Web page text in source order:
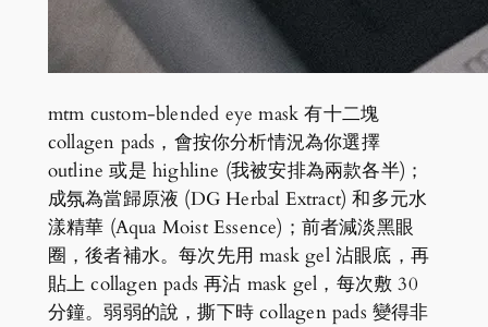
mtm custom-blended eye mask 有十二塊
collagen pads，會按你分析情況為你選擇
outline 或是 highline (我被安排為兩款各半)；
成氛為當歸原液 (DG Herbal Extract) 和多元水
漾精華 (Aqua Moist Essence)；前者減淡黑眼
圈，後者補水。每次先用 mask gel 沾眼底，再
貼上 collagen pads 再沾 mask gel，每次敷 30
分鐘。弱弱的說，撕下時 collagen pads 變得非